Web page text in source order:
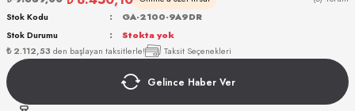
₺ 2.112,53 den başlayan taksitlerle! Taksit Seçenekleri
Stok Kodu
GA-2100-9A9DR
Stok Durumu
Stokta yok
Gelince Haber Ver